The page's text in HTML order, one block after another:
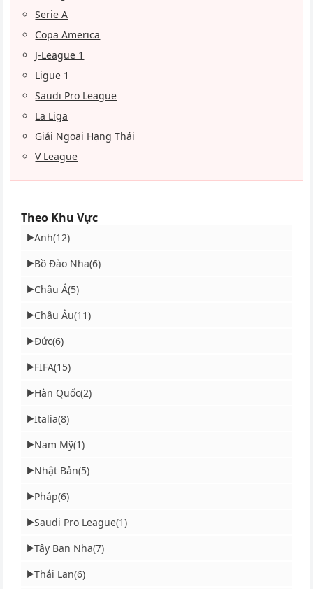
Serie A
Copa America
J-League 1
Ligue 1
Saudi Pro League
La Liga
Giải Ngoại Hạng Thái
V League
Theo Khu Vực
▶Anh(12)
▶Bồ Đào Nha(6)
▶Châu Á(5)
▶Châu Âu(11)
▶Đức(6)
▶FIFA(15)
▶Hàn Quốc(2)
▶Italia(8)
▶Nam Mỹ(1)
▶Nhật Bản(5)
▶Pháp(6)
▶Saudi Pro League(1)
▶Tây Ban Nha(7)
▶Thái Lan(6)